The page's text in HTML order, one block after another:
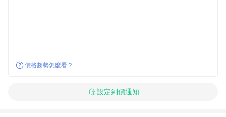
價格趨勢怎麼看？
設定到價通知